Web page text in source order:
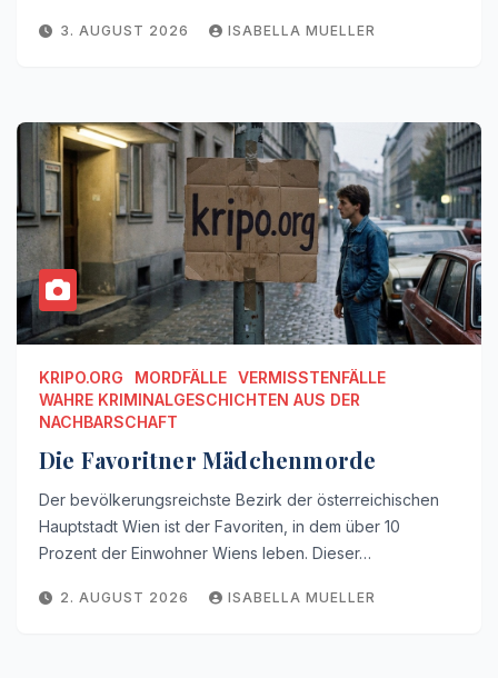
3. AUGUST 2026 ISABELLA MUELLER
KRIPO.ORG MORDFÄLLE VERMISSTENFÄLLE
WAHRE KRIMINALGESCHICHTEN AUS DER
NACHBARSCHAFT
Die Favoritner Mädchenmorde
Der bevölkerungsreichste Bezirk der österreichischen
Hauptstadt Wien ist der Favoriten, in dem über 10
Prozent der Einwohner Wiens leben. Dieser…
2. AUGUST 2026 ISABELLA MUELLER